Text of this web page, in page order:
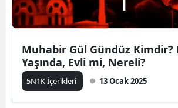
Muhabir Gül Gündüz Kimdir?
Yaşında, Evli mi, Nereli?
5N1K İçerikleri 13 Ocak 2025